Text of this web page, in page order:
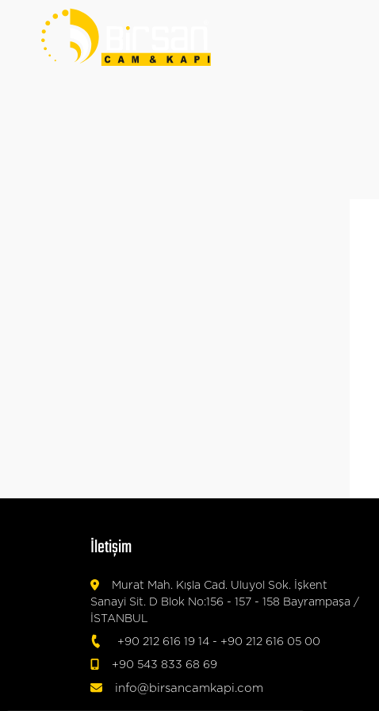
İletişim
Murat Mah. Kışla Cad. Uluyol Sok. İşkent
Sanayi Sit. D Blok No:156 - 157 - 158 Bayrampaşa /
İSTANBUL
+90 212 616 19 14 - +90 212 616 05 00
+90 543 833 68 69
info@birsancamkapi.com